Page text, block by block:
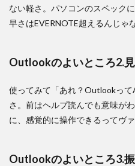
ない軽さ。パソコンのスペック
早さはEVERNOTE超えるんじゃ
Outlookのよいところ2.
使ってみて「あれ？Outlookっ
さ。前はヘルプ読んでも意味が
に、感覚的に操作できるってヴ
Outlookのよいところ3.